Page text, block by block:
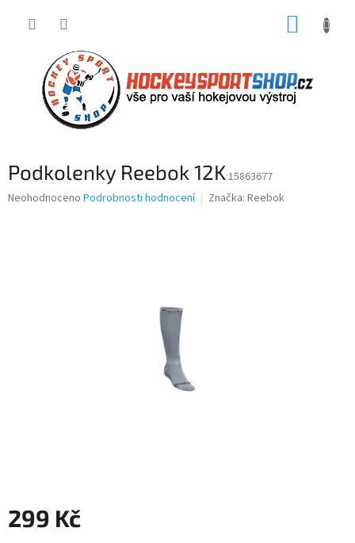
Podkolenky Reebok 12K15863677
Průměrné
Neohodnoceno Podrobnosti hodnocení Značka: Reebok
299 Kč